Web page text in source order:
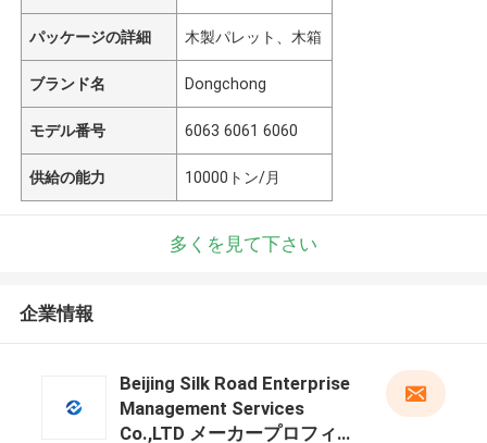
パッケージの詳細 木製パレット、木箱
ブランド名 Dongchong
モデル番号 6063 6061 6060
供給の能力 10000トン/月
多くを見て下さい
企業情報
Beijing Silk Road Enterprise
Management Services
Co.,LTD メーカープロフィー